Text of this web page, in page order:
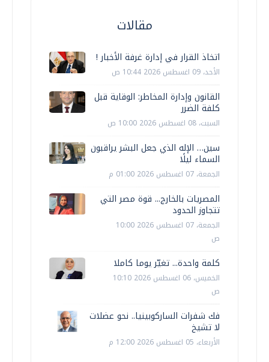
مقالات
اتخاذ القرار في إدارة غرفة الأخبار !
الأحد، 09 اغسطس 2026 10:44 ص
القانون وإدارة المخاطر: الوقاية قبل
كلفة الضرر
السبت، 08 اغسطس 2026 10:00 ص
سين… الإله الذي جعل البشر يراقبون
السماء ليلًا
الجمعة، 07 اغسطس 2026 01:00 م
المصريات بالخارج... قوة مصر التي
تتجاوز الحدود
الجمعة، 07 اغسطس 2026 10:00
ص
كلمة واحدة... تغيّر يوما كاملا
الخميس، 06 اغسطس 2026 10:10
ص
فك شفرات الساركوبينيا.. نحو عضلات
لا تشيخ
الأربعاء، 05 اغسطس 2026 12:00 م